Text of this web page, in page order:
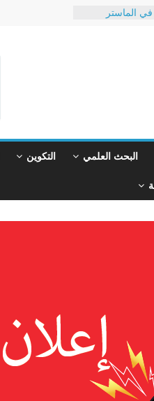
مستعملة
للمنقطعين عن
البحث العلمي التكوين